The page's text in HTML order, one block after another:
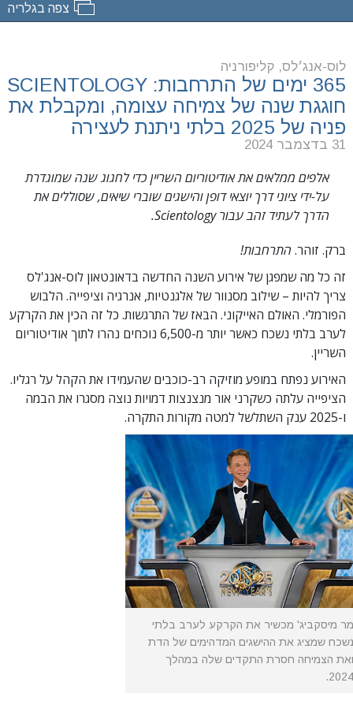
צפה בגלריה
לוס-אנג׳לס, קליפורניה
365 ימים של התרחבות: SCIENTOLOGY
חוגגת שנה של צמיחה עצומה, ומקבלת את
פניה של 2025 בלתי ניתנת לעצירה
31 בדצמבר 2024
אלפים ממלאים את אודיטוריום השריין כדי לחגוג שנה שמוגדרת
על-ידי ציוני דרך יוצאי דופן והישגים שוברי שיאים, שסוללים את
הדרך לעתיד זהב עבור Scientology.
ברק. זוהר.התרחבות!
זה כל מה שמפגן של אירוע השנה החדשה בדאונטאון לוס-אנג'לס
צריך להיות – שילוב מסנוור של אלגנטיות, אנרגיה וציפייה. הלבוש
הפורמלי. האולם האייקוני. הבאז של התרגשות. כל זה הכין את הקרקע
לערב בלתי נשכח כאשר יותר מ-6,500 נוכחים נהרו לתוך אודיטוריום
השריין.
האירוע נפתח במופע מוזיקה רב-כוכבים שהעמידו את הקהל על רגליו.
הציפייה עלתה כשקרני אור מנצנצות דמויות נוצה מסגרו את הבמה
ו-2025 ענק השתלשל למטה מקורות התקרה.
מיסקביג' מכשיר את הקרקע לערב בלתי
שמציג את ההישגים המדהימים של הדת
הצמיחה חסרת התקדים שלה במהלך